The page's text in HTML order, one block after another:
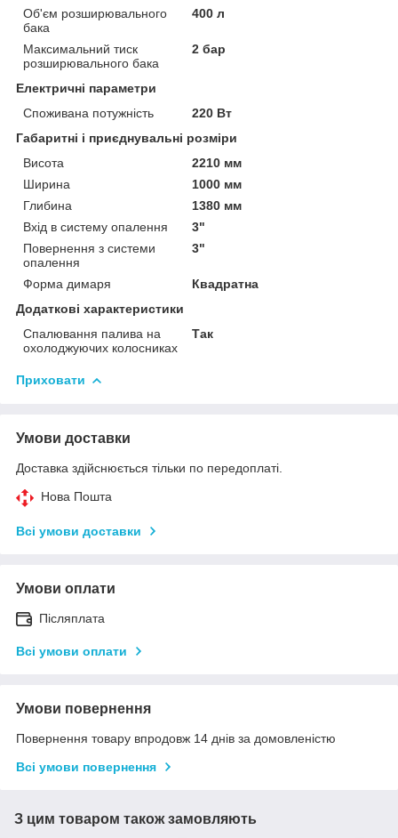
Об'єм розширювального
бака
400 л
Максимальний тиск
розширювального бака
2 бар
Електричні параметри
Споживана потужність
220 Вт
Габаритні і приєднувальні розміри
Висота
2210 мм
Ширина
1000 мм
Глибина
1380 мм
Вхід в систему опалення
3"
Повернення з системи
опалення
3"
Форма димаря
Квадратна
Додаткові характеристики
Спалювання палива на
охолоджуючих колосниках
Так
Приховати
Умови доставки
Доставка здійснюється тільки по передоплаті.
Нова Пошта
Всі умови доставки
Умови оплати
Післяплата
Всі умови оплати
Умови повернення
Повернення товару впродовж 14 днів за домовленістю
Всі умови повернення
З цим товаром також замовляють